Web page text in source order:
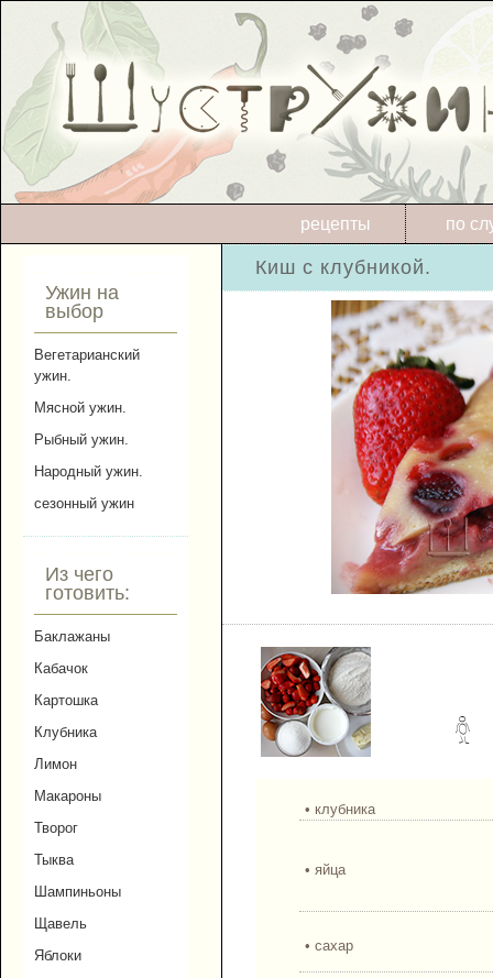
по
рецепты
Ужин на
выбор
Вегетарианский
ужин.
Мясной ужин.
Рыбный ужин.
Народный ужин.
сезонный ужин
Из чего
готовить:
Баклажаны
Кабачок
Картошка
Клубника
Лимон
Макароны
Творог
Тыква
Шампиньоны
Щавель
Яблоки
Киш с клубникой.
• клубника
• яйца
• сахар